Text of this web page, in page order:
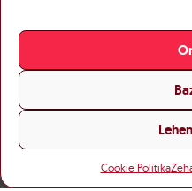
Cookie Politika